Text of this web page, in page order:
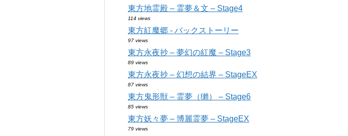
東方地霊殿 – 霊夢＆文 – Stage4
114 views
東方紅魔郷 - バックストーリー
97 views
東方永夜抄 – 夢幻の紅魔 – Stage3
89 views
東方永夜抄 – 幻想の結界 – StageEX
87 views
東方鬼形獣 – 霊夢（獺） – Stage6
85 views
東方妖々夢 – 博麗霊夢 – StageEX
79 views